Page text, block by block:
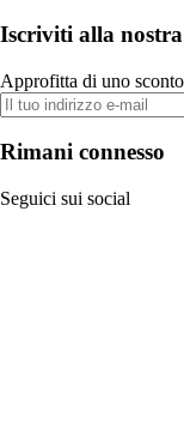
Iscriviti alla
Approfitta di uno
Rimani connesso
Seguici sui social